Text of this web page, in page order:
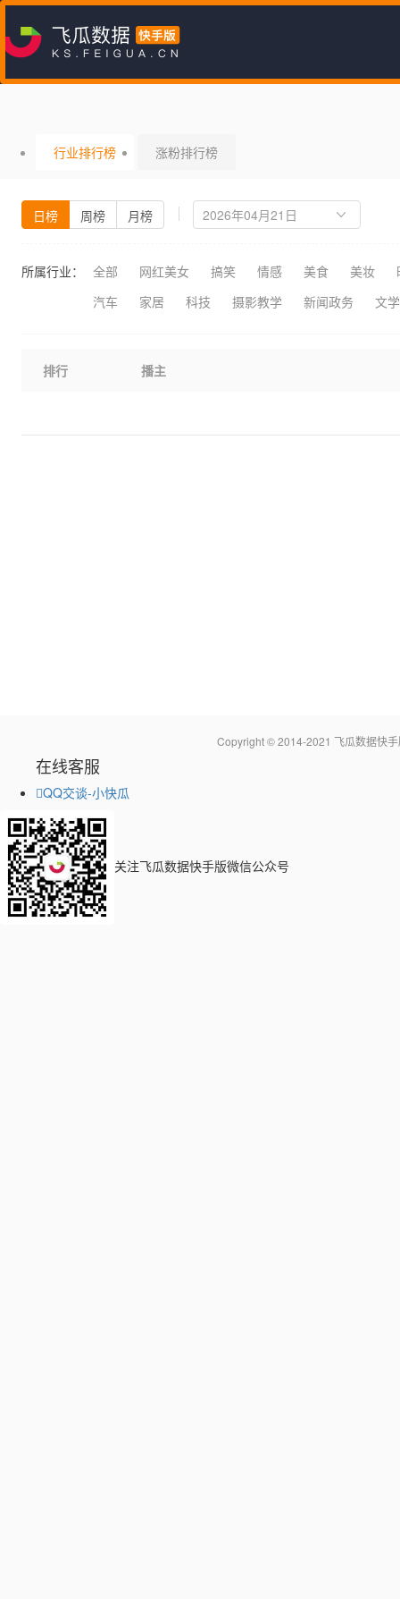
行业排行榜 涨粉排行榜
日榜 周榜 月榜
所属行业： 全部 网红美女 搞笑 情感 美食 美妆
汽车
家居 科技 摄影教学 新闻政务 文
排行 播主
Copyright © 2014-2021 飞瓜数据快
在线客服
QQ交谈-小快瓜
关注飞瓜数据快手版微信公众号